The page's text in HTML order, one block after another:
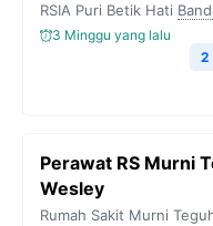
RSIA Puri Betik Hati
3 Minggu yang lalu
2
Perawat RS Murni
Wesley
Rumah Sakit Murni